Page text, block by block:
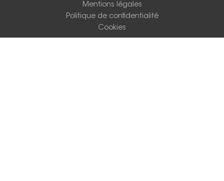
Mentions légales
Politique de confidentialité
Cookies